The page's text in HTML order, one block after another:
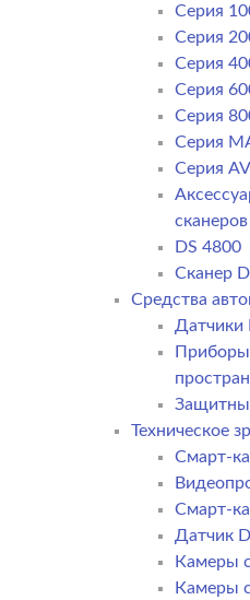
Серия
Серия
Серия
Серия
Серия
Серия
Серия AV
DS 4800
Сканер
Средства
Датчики
Приборы
Техническое
Смарт-
Смарт-
Датчик
Камеры
Камеры